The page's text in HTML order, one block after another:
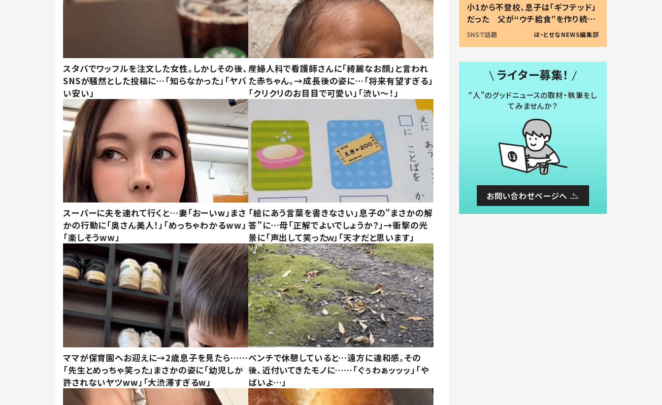
スタバでワッフルを注文した女性。しかしその後、
SNSが騒然とした投稿に…「知らなかった」「ヤバ
い安い」
産婦人科で看護師さんに「綺麗なお顔」と言われ
た赤ちゃん。→成長後の姿に…「将来有望すぎる」
「クリクリのお目目で可愛い」「渋い～！」
スーパーに夫を連れて行くと…妻「おーいw」まさ
かの行動に「奥さん美人！」「めっちゃわかるww」
「楽しそうww」
「絵にあう言葉を書きなさい」息子の”まさかの解
答”に…母「正解でよいでしょうか？」→衝撃の光
景に「声出して笑ったｗ」「天才だと思います」
ママが保育園へお迎えに→2歳息子を見たら……
「先生とめっちゃ笑った」まさかの姿に「幼児しか
許されないヤツww」「大渋滞すぎるw」
ベンチで休憩していると…遠方に違和感。その
後、近付いてきたモノに……「ぐぅわぁッッッ」「や
ばいよ…」
小1から不登校、息子は「ギフテッド」
だった 父が“ウチ給食”を作り続け
る理由とは #令和の親 #令和の子
SNSで話題 ほ・とせなNEWS編集部
ライター募集！
“人”のグッドニュースの取材・執筆をし
てみませんか？
お問い合わせページへ